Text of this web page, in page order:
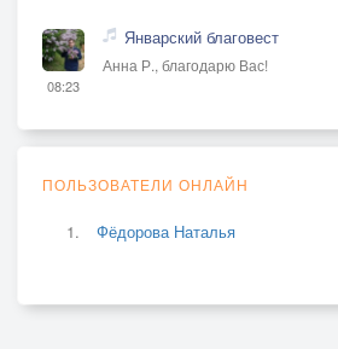
08:23
Январский благовест
Анна Р., благодарю Вас!
ПОЛЬЗОВАТЕЛИ ОНЛАЙН
Фёдорова Наталья